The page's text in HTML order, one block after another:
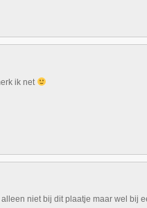
ik net
niet bij dit plaatje maar wel bij